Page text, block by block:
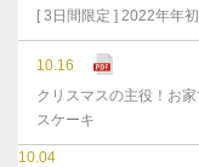
[ 3日間限定 ] 2022年年
10.16
クリスマスの主役！お
スケーキ
10.04